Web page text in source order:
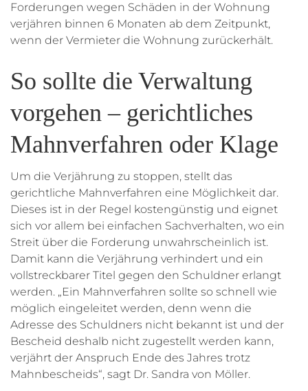
Forderungen wegen Schäden in der Wohnung
verjähren binnen 6 Monaten ab dem Zeitpunkt,
wenn der Vermieter die Wohnung zurückerhält.
So sollte die Verwaltung
vorgehen – gerichtliches
Mahnverfahren oder Klage
Um die Verjährung zu stoppen, stellt das
gerichtliche Mahnverfahren eine Möglichkeit dar.
Dieses ist in der Regel kostengünstig und eignet
sich vor allem bei einfachen Sachverhalten, wo ein
Streit über die Forderung unwahrscheinlich ist.
Damit kann die Verjährung verhindert und ein
vollstreckbarer Titel gegen den Schuldner erlangt
werden. „Ein Mahnverfahren sollte so schnell wie
möglich eingeleitet werden, denn wenn die
Adresse des Schuldners nicht bekannt ist und der
Bescheid deshalb nicht zugestellt werden kann,
verjährt der Anspruch Ende des Jahres trotz
Mahnbescheids“, sagt Dr. Sandra von Möller.